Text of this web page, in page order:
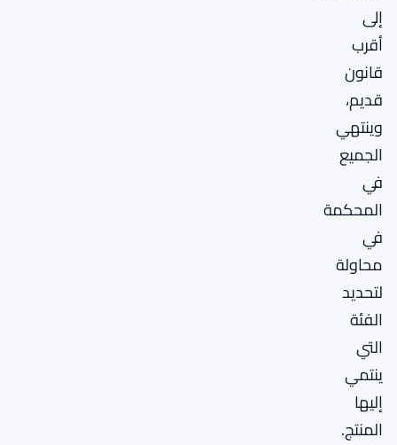
إلى
أقرب
قانون
قديم،
وينتهي
الجميع
في
المحكمة
في
محاولة
لتحديد
الفئة
التي
ينتمي
إليها
المنتج.